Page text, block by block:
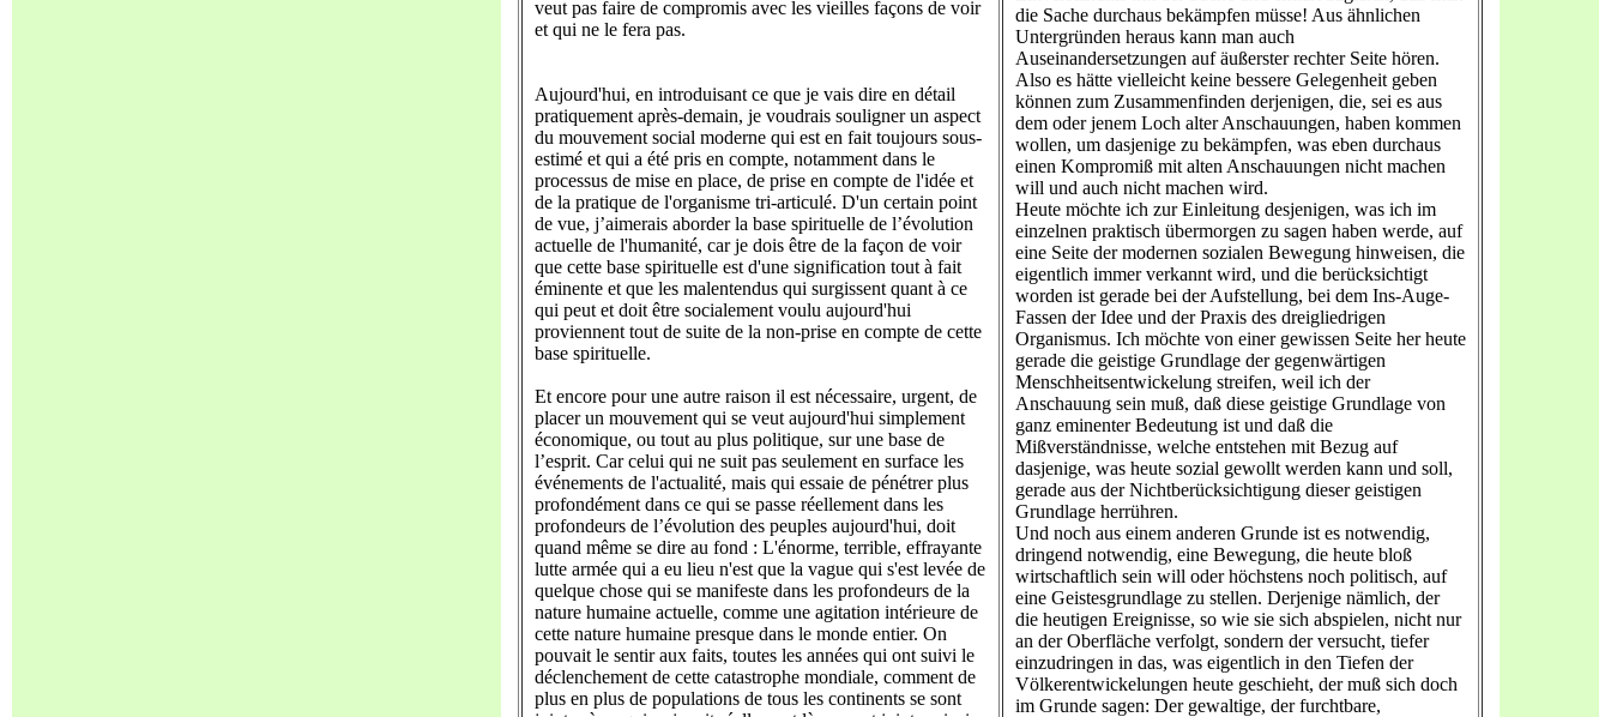
veut pas faire de compromis avec les vieilles façons de voir
et qui ne le fera pas.
Aujourd'hui, en introduisant ce que je vais dire en détail
pratiquement après-demain, je voudrais souligner un aspect
du mouvement social moderne qui est en fait toujours sous-
estimé et qui a été pris en compte, notamment dans le
processus de mise en place, de prise en compte de l'idée et
de la pratique de l'organisme tri-articulé. D'un certain point
de vue, j’aimerais aborder la base spirituelle de l’évolution
actuelle de l'humanité, car je dois être de la façon de voir
que cette base spirituelle est d'une signification tout à fait
éminente et que les malentendus qui surgissent quant à ce
qui peut et doit être socialement voulu aujourd'hui
proviennent tout de suite de la non-prise en compte de cette
base spirituelle.
Et encore pour une autre raison il est nécessaire, urgent, de
placer un mouvement qui se veut aujourd'hui simplement
économique, ou tout au plus politique, sur une base de
l’esprit. Car celui qui ne suit pas seulement en surface les
événements de l'actualité, mais qui essaie de pénétrer plus
profondément dans ce qui se passe réellement dans les
profondeurs de l’évolution des peuples aujourd'hui, doit
quand même se dire au fond : L'énorme, terrible, effrayante
lutte armée qui a eu lieu n'est que la vague qui s'est levée de
quelque chose qui se manifeste dans les profondeurs de la
nature humaine actuelle, comme une agitation intérieure de
cette nature humaine presque dans le monde entier. On
pouvait le sentir aux faits, toutes les années qui ont suivi le
déclenchement de cette catastrophe mondiale, comment de
plus en plus de populations de tous les continents se sont
die Sache durchaus bekämpfen müsse! Aus ähnlichen
Untergründen heraus kann man auch
Auseinandersetzungen auf äußerster rechter Seite hören.
Also es hätte vielleicht keine bessere Gelegenheit geben
können zum Zusammenfinden derjenigen, die, sei es aus
dem oder jenem Loch alter Anschauungen, haben kommen
wollen, um dasjenige zu bekämpfen, was eben durchaus
einen Kompromiß mit alten Anschauungen nicht machen
will und auch nicht machen wird.
Heute möchte ich zur Einleitung desjenigen, was ich im
einzelnen praktisch übermorgen zu sagen haben werde, auf
eine Seite der modernen sozialen Bewegung hinweisen, die
eigentlich immer verkannt wird, und die berücksichtigt
worden ist gerade bei der Aufstellung, bei dem Ins-Auge-
Fassen der Idee und der Praxis des dreigliedrigen
Organismus. Ich möchte von einer gewissen Seite her heute
gerade die geistige Grundlage der gegenwärtigen
Menschheitsentwickelung streifen, weil ich der
Anschauung sein muß, daß diese geistige Grundlage von
ganz eminenter Bedeutung ist und daß die
Mißverständnisse, welche entstehen mit Bezug auf
dasjenige, was heute sozial gewollt werden kann und soll,
gerade aus der Nichtberücksichtigung dieser geistigen
Grundlage herrühren.
Und noch aus einem anderen Grunde ist es notwendig,
dringend notwendig, eine Bewegung, die heute bloß
wirtschaftlich sein will oder höchstens noch politisch, auf
eine Geistesgrundlage zu stellen. Derjenige nämlich, der
die heutigen Ereignisse, so wie sie sich abspielen, nicht nur
an der Oberfläche verfolgt, sondern der versucht, tiefer
einzudringen in das, was eigentlich in den Tiefen der
Völkerentwickelungen heute geschieht, der muß sich doch
im Grunde sagen: Der gewaltige, der furchtbare,